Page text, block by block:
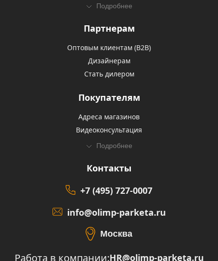
Подробнее
Партнерам
Оптовым клиентам (В2В)
Дизайнерам
Стать дилером
Покупателям
Адреса магазинов
Видеоконсультация
Подробнее
Контакты
+7 (495) 727-0007
info@olimp-parketa.ru
Москва
Работа в компании:HR@olimp-parketa.ru